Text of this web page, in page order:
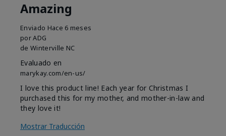
Amazing
Enviado Hace 6 meses
porADG
de Winterville NC
Evaluado en
marykay.com/en-us/
I love this product line! Each year for Christmas I
purchased this for my mother, and mother-in-law and
they love it!
Mostrar Traducción